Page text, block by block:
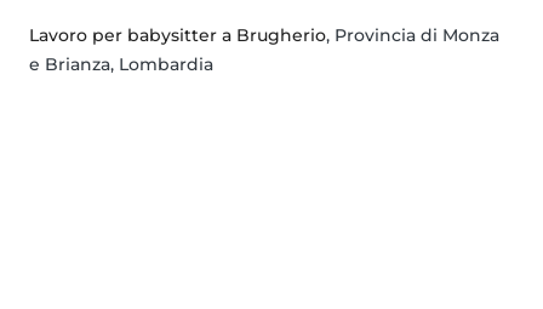
Lavoro per babysitter a Brugherio, Provincia di Monza
e Brianza, Lombardia